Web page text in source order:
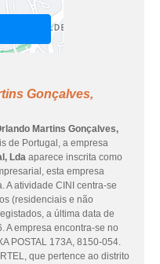
Gonçalves,
Martins Gonçalves,
de Portugal, a empresa
Lda aparece inscrita como
esta empresa
A atividade CINI centra-se
(residenciais e não
a última data de
A empresa encontra-se no
POSTAL 173A, 8150-054.
que pertence ao distrito